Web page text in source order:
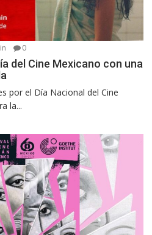
0
del Cine Mexicano con una
por el Día Nacional del Cine
la...